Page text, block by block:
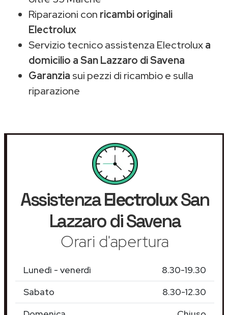
Riparazioni con ricambi originali
Electrolux
Servizio tecnico assistenza Electroluxa
domicilio a San Lazzaro di Savena
Garanzia sui pezzi di ricambio e sulla
riparazione
AssistenzaElectroluxSan
Lazzaro di Savena
Orari d'apertura
Lunedì - venerdì
8.30-19.30
Sabato
8.30-12.30